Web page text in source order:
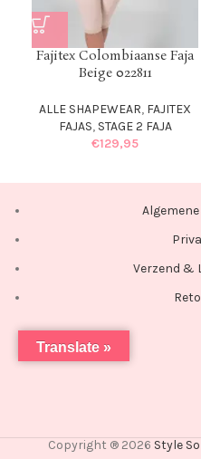
Fajitex Colombiaanse Faja
Beige 022811
ALLE SHAPEWEAR, FAJITEX
FAJAS, STAGE 2 FAJA
€129,95
Verzend &
Copyright ® 2026 Style
Translate »